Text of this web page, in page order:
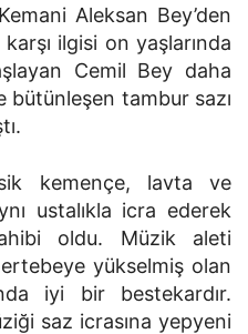
Aleksan Bey’den
ilgisi on yaşlarında
Cemil Bey daha
bütünleşen tambur sazı
kemençe, lavta ve
ustalıkla icra ederek
oldu. Müzik aleti
yükselmiş olan
iyi bir bestekardır.
saz icrasına yepyeni